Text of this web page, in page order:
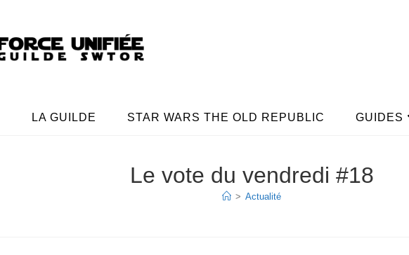
LA GUILDE STAR WARS THE OLD REPUBLIC GUIDES
Le vote du vendredi #18
> Actualité